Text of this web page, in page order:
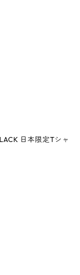
日本限定Tシャ